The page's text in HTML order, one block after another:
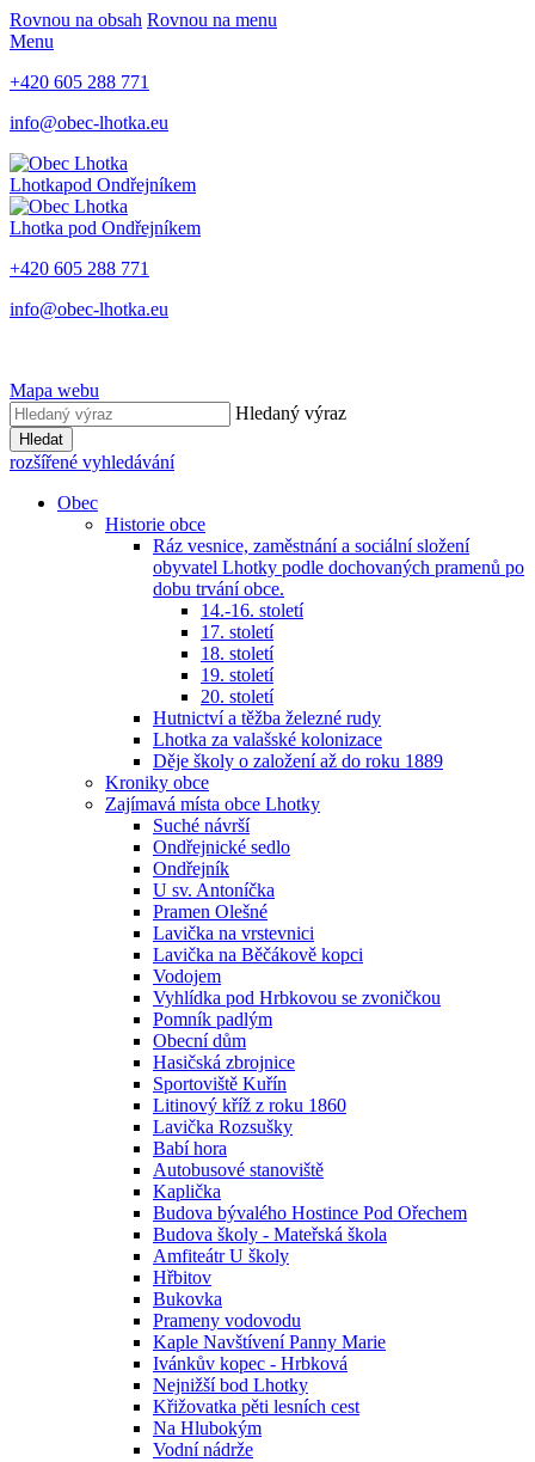
Rovnou na obsah Rovnou na menu
Menu
+420 605 288 771
info@obec-lhotka.eu
Lhotkapod Ondřejníkem
Lhotka pod Ondřejníkem
+420 605 288 771
info@obec-lhotka.eu
Mapa webu
Hledaný výraz
Hledat
rozšířené vyhledávání
Obec
Historie obce
Ráz vesnice, zaměstnání a sociální složení
obyvatel Lhotky podle dochovaných pramenů po
dobu trvání obce.
14.-16. století
17. století
18. století
19. století
20. století
Hutnictví a těžba železné rudy
Lhotka za valašské kolonizace
Děje školy o založení až do roku 1889
Kroniky obce
Zajímavá místa obce Lhotky
Suché návrší
Ondřejnické sedlo
Ondřejník
U sv. Antoníčka
Pramen Olešné
Lavička na vrstevnici
Lavička na Běčákově kopci
Vodojem
Vyhlídka pod Hrbkovou se zvoničkou
Pomník padlým
Obecní dům
Hasičská zbrojnice
Sportoviště Kuřín
Litinový kříž z roku 1860
Lavička Rozsušky
Babí hora
Autobusové stanoviště
Kaplička
Budova bývalého Hostince Pod Ořechem
Budova školy - Mateřská škola
Amfiteátr U školy
Hřbitov
Bukovka
Prameny vodovodu
Kaple Navštívení Panny Marie
Ivánkův kopec - Hrbková
Nejnižší bod Lhotky
Křižovatka pěti lesních cest
Na Hlubokým
Vodní nádrže